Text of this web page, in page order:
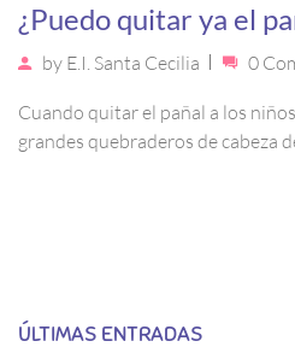
¿Puedo quitar ya el
by E.I. Santa Cecilia 0
Cuando quitar el pañal a los
grandes quebraderos de cabeza
ÚLTIMAS ENTRADAS